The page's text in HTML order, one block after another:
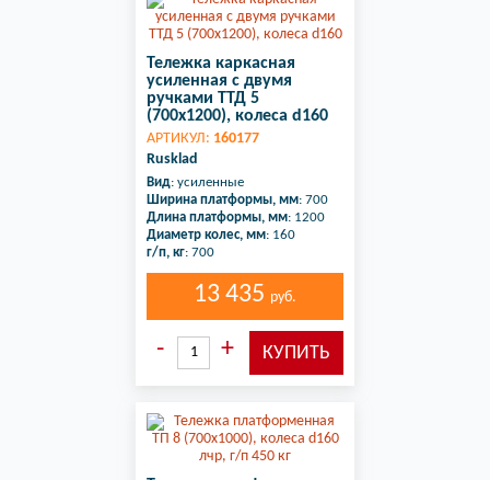
Тележка каркасная
усиленная с двумя
ручками ТТД 5
(700х1200), колеса d160
АРТИКУЛ: 160177
Rusklad
Вид: усиленные
Ширина платформы, мм: 700
Длина платформы, мм: 1200
Диаметр колес, мм: 160
г/п, кг: 700
13 435 руб.